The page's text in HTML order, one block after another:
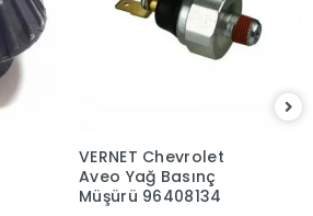
VERNET Chevrolet
Aveo Yağ Basınç
Müşürü 96408134